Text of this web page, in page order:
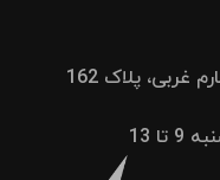
غربی، پلاک 162